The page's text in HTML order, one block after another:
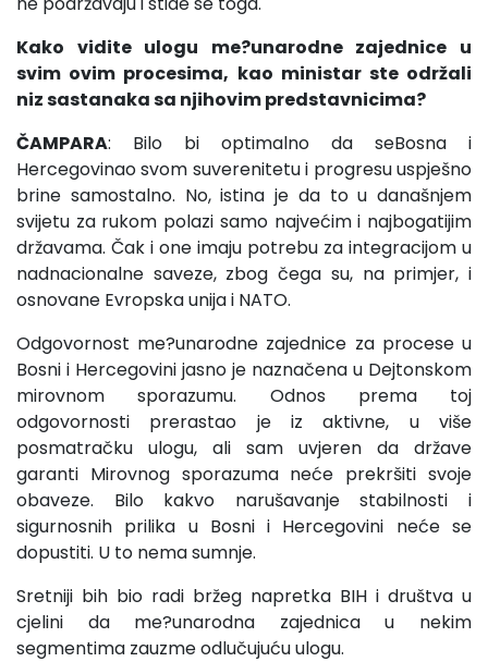
Kako vidite ulogu me?unarodne zajednice u
svim ovim procesima, kao ministar ste održali
niz sastanaka sa njihovim predstavnicima?
ČAMPARA: Bilo bi optimalno da seBosna i
Hercegovinao svom suverenitetu i progresu uspješno
brine samostalno. No, istina je da to u današnjem
svijetu za rukom polazi samo najvećim i najbogatijim
državama. Čak i one imaju potrebu za integracijom u
nadnacionalne saveze, zbog čega su, na primjer, i
osnovane Evropska unija i NATO.
Odgovornost me?unarodne zajednice za procese u
Bosni i Hercegovini jasno je naznačena u Dejtonskom
mirovnom sporazumu. Odnos prema toj
odgovornosti prerastao je iz aktivne, u više
posmatračku ulogu, ali sam uvjeren da države
garanti Mirovnog sporazuma neće prekršiti svoje
obaveze. Bilo kakvo narušavanje stabilnosti i
sigurnosnih prilika u Bosni i Hercegovini neće se
dopustiti. U to nema sumnje.
Sretniji bih bio radi bržeg napretka BIH i društva u
cjelini da me?unarodna zajednica u nekim
segmentima zauzme odlučujuću ulogu.